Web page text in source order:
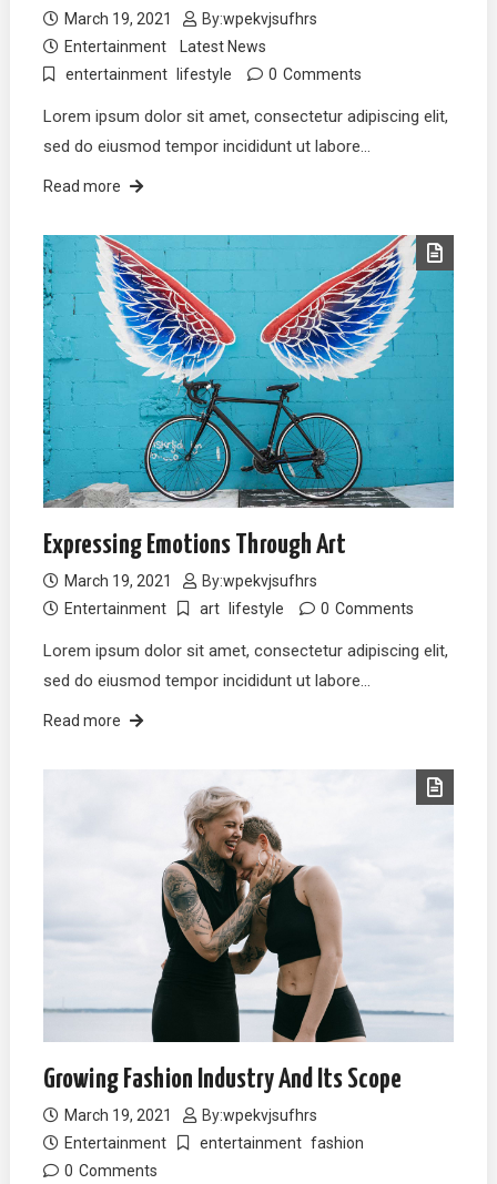
March 19, 2021 By:wpekvjsufhrs
Entertainment
Latest News
entertainment
lifestyle 0 Comments
Lorem ipsum dolor sit amet, consectetur adipiscing elit,
sed do eiusmod tempor incididunt ut labore…
Read more
Expressing Emotions Through Art
March 19, 2021 By:wpekvjsufhrs
Entertainment
art lifestyle 0 Comments
Lorem ipsum dolor sit amet, consectetur adipiscing elit,
sed do eiusmod tempor incididunt ut labore…
Read more
Growing Fashion Industry And Its Scope
March 19, 2021 By:wpekvjsufhrs
Entertainment
entertainment fashion
0 Comments